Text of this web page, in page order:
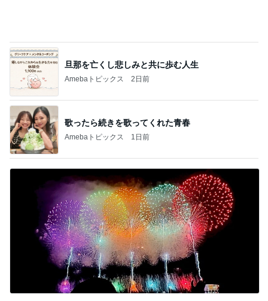
迫力に圧倒された2年ぶりの花火
Amebaトピックス 1日前
記事を読む
そこにあったから読んだ意外な本
Amebaトピックス 1日前